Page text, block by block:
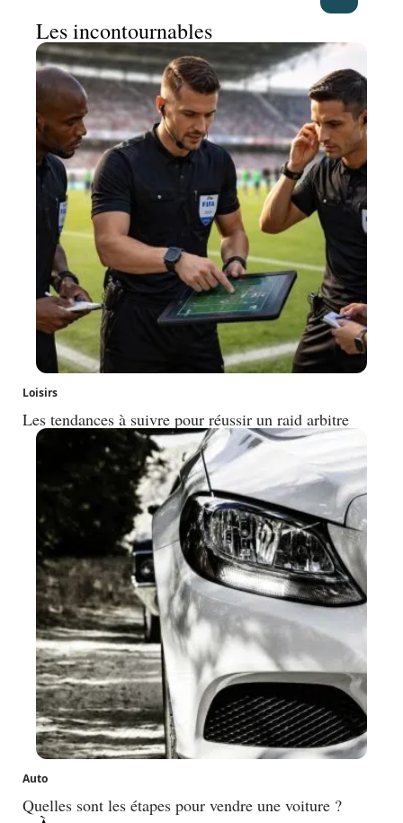
Les incontournables
Loisirs
Les tendances à suivre pour réussir un raid arbitre
Auto
Quelles sont les étapes pour vendre une voiture ?